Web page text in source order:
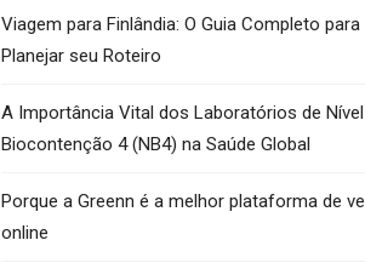
Viagem para Finlândia: O Guia Completo para
Planejar seu Roteiro
A Importância Vital dos Laboratórios de
Biocontenção 4 (NB4) na Saúde Global
Porque a Greenn é a melhor plataforma de
online